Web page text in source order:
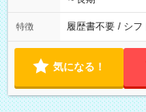
特徴 履歴書不要 / シフ
気になる！